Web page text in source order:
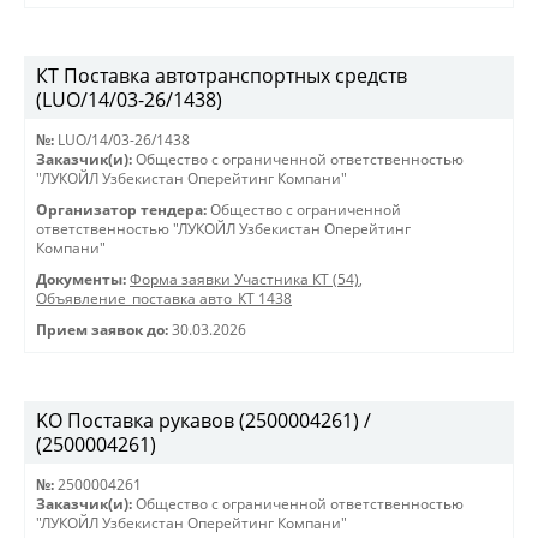
КТ Поставка автотранспортных средств
(LUO/14/03-26/1438)
№: LUO/14/03-26/1438
Заказчик(и): Общество с ограниченной ответственностью
"ЛУКОЙЛ Узбекистан Оперейтинг Компани"
Организатор тендера: Общество с ограниченной
ответственностью "ЛУКОЙЛ Узбекистан Оперейтинг
Компани"
Документы: Форма заявки Участника КТ (54),
Объявление_поставка авто_КТ 1438
Прием заявок до: 30.03.2026
KO Поставка рукавов (2500004261) /
(2500004261)
№: 2500004261
Заказчик(и): Общество с ограниченной ответственностью
"ЛУКОЙЛ Узбекистан Оперейтинг Компани"